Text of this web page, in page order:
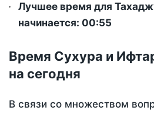
Лучшее время для
начинается: 00:55
Время Сухура и
на сегодня
В связи со множеством